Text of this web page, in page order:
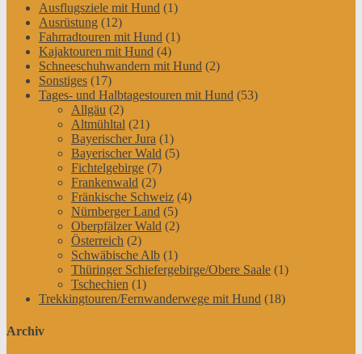
Ausflugsziele mit Hund (1)
Ausrüstung (12)
Fahrradtouren mit Hund (1)
Kajaktouren mit Hund (4)
Schneeschuhwandern mit Hund (2)
Sonstiges (17)
Tages- und Halbtagestouren mit Hund (53)
Allgäu (2)
Altmühltal (21)
Bayerischer Jura (1)
Bayerischer Wald (5)
Fichtelgebirge (7)
Frankenwald (2)
Fränkische Schweiz (4)
Nürnberger Land (5)
Oberpfälzer Wald (2)
Österreich (2)
Schwäbische Alb (1)
Thüringer Schiefergebirge/Obere Saale (1)
Tschechien (1)
Trekkingtouren/Fernwanderwege mit Hund (18)
Archiv